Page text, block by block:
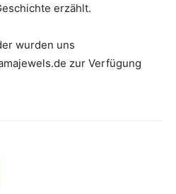
erzählt.
wurden uns
zur Verfügung